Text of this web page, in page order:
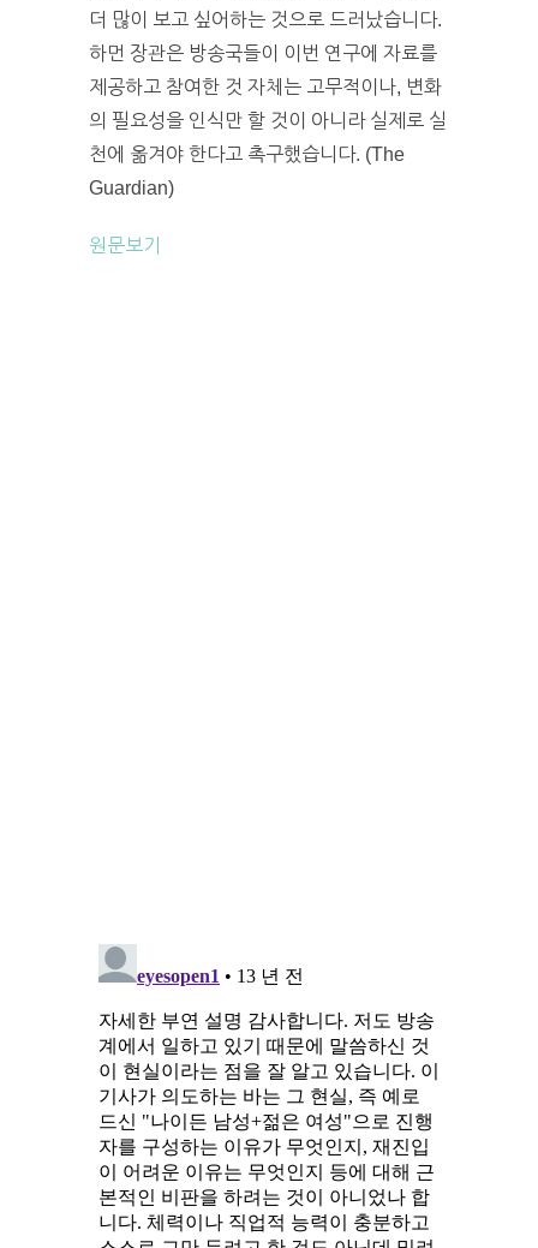
더 많이 보고 싶어하는 것으로 드러났습니다.
하먼 장관은 방송국들이 이번 연구에 자료를
제공하고 참여한 것 자체는 고무적이나, 변화
의 필요성을 인식만 할 것이 아니라 실제로 실
천에 옮겨야 한다고 촉구했습니다. (The
Guardian)
원문보기